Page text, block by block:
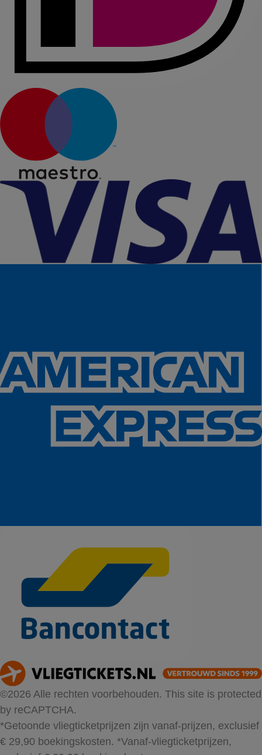
©2026 Alle rechten voorbehouden. This site is protected
by reCAPTCHA.
*Getoonde vliegticketprijzen zijn vanaf-prijzen, exclusief
€ 29,90 boekingskosten. *Vanaf-vliegticketprijzen,